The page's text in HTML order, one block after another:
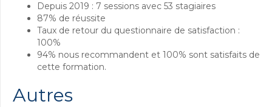
Depuis 2019 : 7 sessions avec 53 stagiaires
87% de réussite
Taux de retour du questionnaire de satisfaction :
100%
94% nous recommandent et 100% sont satisfaits de
cette formation.
Autres